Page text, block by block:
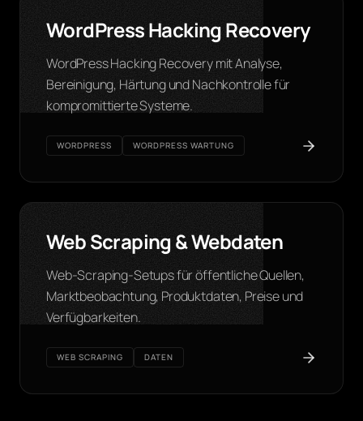
WordPress Hacking Recovery
WordPress Hacking Recovery mit Analyse,
Bereinigung, Härtung und Nachkontrolle für
kompromittierte Systeme.
WORDPRESS WORDPRESS WARTUNG
Web Scraping & Webdaten
Web-Scraping-Setups für öffentliche Quellen,
Marktbeobachtung, Produktdaten, Preise und
Verfügbarkeiten.
WEB SCRAPING DATEN